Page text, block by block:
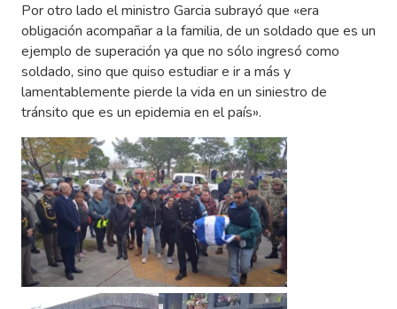
Por otro lado el ministro Garcia subrayó que «era
obligación acompañar a la familia, de un soldado que es un
ejemplo de superación ya que no sólo ingresó como
soldado, sino que quiso estudiar e ir a más y
lamentablemente pierde la vida en un siniestro de
tránsito que es un epidemia en el país».